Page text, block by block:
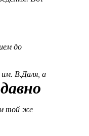
до
им. В.Даля, а
той же